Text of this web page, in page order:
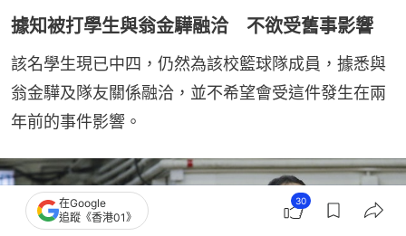
據知被打學生與翁金驊融洽 不欲受舊事影響
該名學生現已中四，仍然為該校籃球隊成員，據悉與
翁金驊及隊友關係融洽，並不希望會受這件發生在兩
年前的事件影響。
在Google
追蹤《香港01》
30